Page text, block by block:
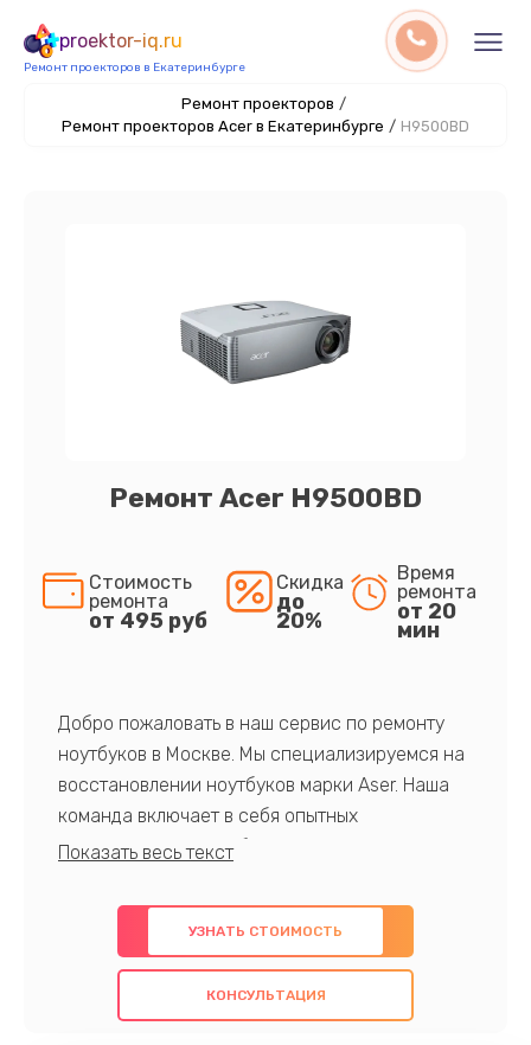
proektor-iq.ru
Ремонт проекторов в Екатеринбурге
Ремонт проекторов /
Ремонт проекторов Acer в Екатеринбурге / H9500BD
Ремонт Acer H9500BD
Стоимость
ремонта
от 495 руб
Скидка
до
20%
Время
ремонта
от 20
мин
Добро пожаловать в наш сервис по ремонту
ноутбуков в Москве. Мы специализируемся на
восстановлении ноутбуков марки Aser. Наша
команда включает в себя опытных
профессионалов с обширными знаниями и
предлагаем быстрый и качественный ремонт с
использованием оригинальных компонентов, а
также гарантируем качество всех
проведенных работ. Наша цель - предоставить
УЗНАТЬ СТОИМОСТЬ
КОНСУЛЬТАЦИЯ